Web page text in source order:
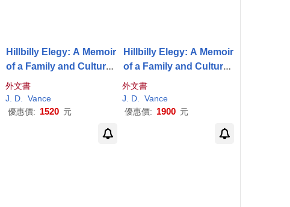
Hillbilly Elegy: A Memoir
of a Family and Culture i
外文書
J
D.
Vance
優惠價: 1520 元
Hillbilly Elegy: A Memoir
of a Family and Culture i
n Crisis; Library Edition
外文書
J
D
Vance
優惠價: 1900 元